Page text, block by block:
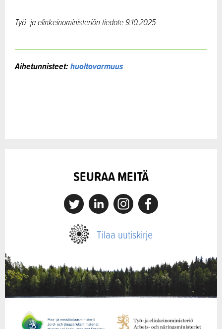
Työ- ja elinkeinoministeriön tiedote 9.10.2025
Aihetunnisteet:huoltovarmuus
SEURAA MEITÄ
X LinkedinInstagramFacebook
Tilaa uutiskirje